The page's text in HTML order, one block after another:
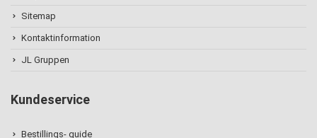
Sitemap
Kontaktinformation
JL Gruppen
Kundeservice
Bestillings- guide